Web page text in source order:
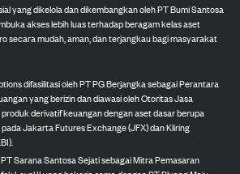
yang dikelola dan dikembangkan oleh PT Bumi Santosa
akses lebih luas terhadap beragam kelas aset
secara mudah, aman, dan terjangkau bagi masyarakat
difasilitasi oleh PT PG Berjangka sebagai Perantara
yang berizin dan diawasi oleh Otoritas Jasa
derivatif keuangan dengan aset dasar berupa
Jakarta Futures Exchange (JFX) dan Kliring
Sarana Santosa Sejati sebagai Mitra Pemasaran